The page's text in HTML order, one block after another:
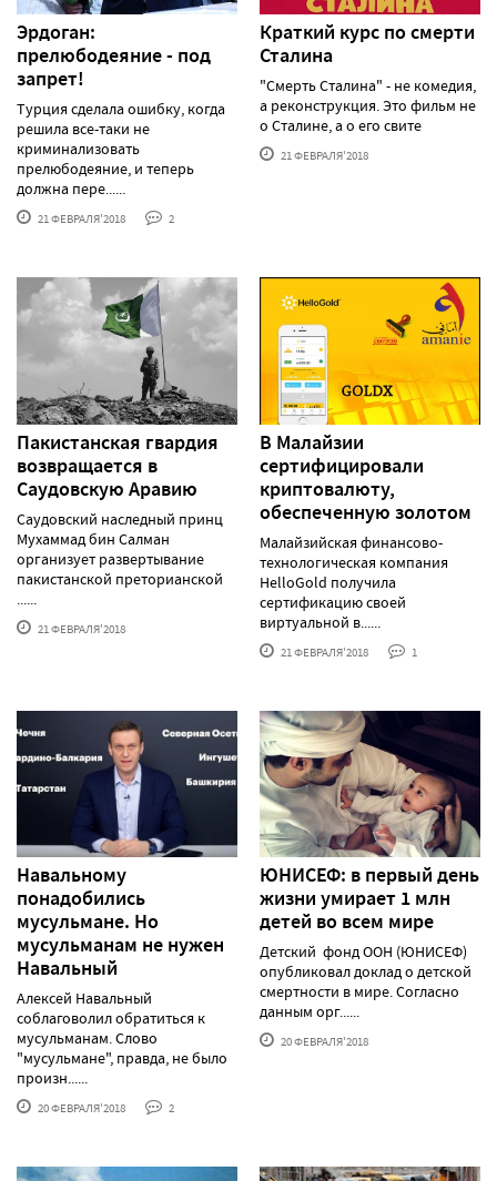
Эрдоган:
прелюбодеяние - под
запрет!
Турция сделала ошибку, когда
решила все-таки не
криминализовать
прелюбодеяние, и теперь
должна пере......
21 ФЕВРАЛЯ'2018 2
Краткий курс по смерти
Сталина
"Смерть Сталина" - не комедия,
а реконструкция. Это фильм не
о Сталине, а о его свите
21 ФЕВРАЛЯ'2018
Пакистанская гвардия
возвращается в
Саудовскую Аравию
Саудовский наследный принц
Мухаммад бин Салман
организует развертывание
пакистанской преторианской
......
21 ФЕВРАЛЯ'2018
В Малайзии
сертифицировали
криптовалюту,
обеспеченную золотом
Малайзийская финансово-
технологическая компания
HelloGold получила
сертификацию своей
виртуальной в......
21 ФЕВРАЛЯ'2018 1
Навальному
понадобились
мусульмане. Но
мусульманам не нужен
Навальный
Алексей Навальный
соблаговолил обратиться к
мусульманам. Слово
"мусульмане", правда, не было
произн......
20 ФЕВРАЛЯ'2018 2
ЮНИСЕФ: в первый день
жизни умирает 1 млн
детей во всем мире
Детский фонд ООН (ЮНИСЕФ)
опубликовал доклад о детской
смертности в мире. Согласно
данным орг......
20 ФЕВРАЛЯ'2018